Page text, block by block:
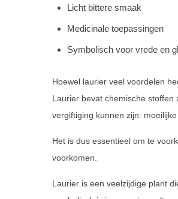
Licht bittere smaak
Medicinale toepassingen
Symbolisch voor vrede en
Hoewel laurier veel voordelen
Laurier bevat chemische
vergiftiging kunnen zijn:
Het is dus essentieel om te
voorkomen.
Laurier is een veelzijdige plant